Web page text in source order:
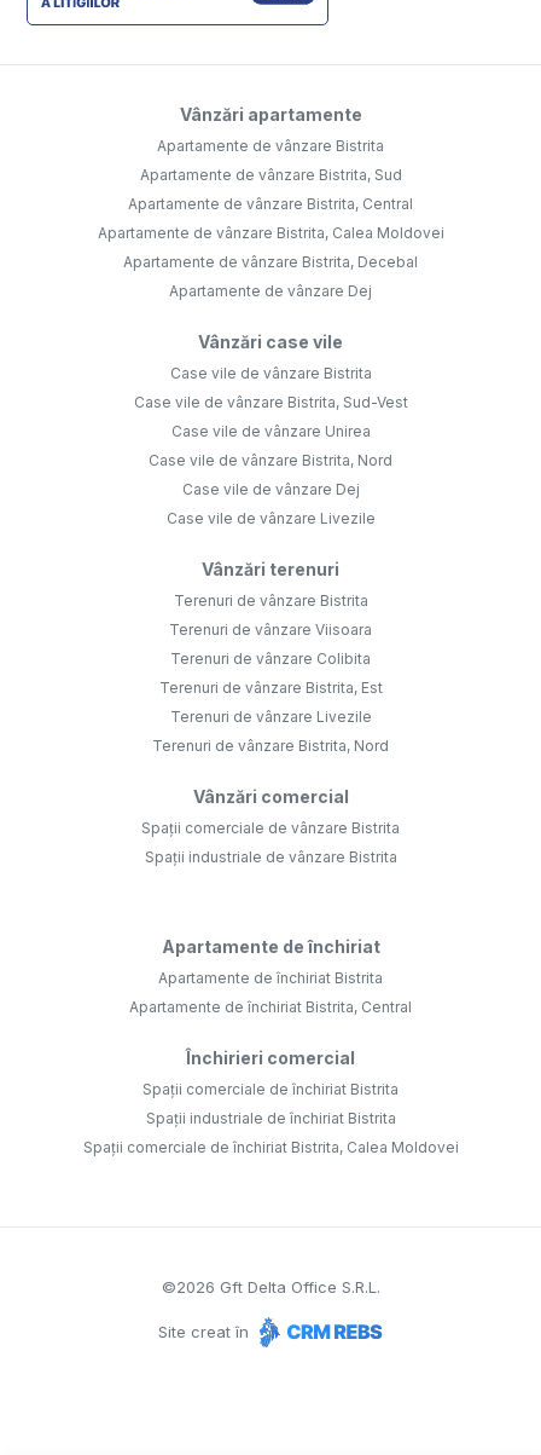
Vânzări apartamente
Apartamente de vânzare Bistrita
Apartamente de vânzare Bistrita, Sud
Apartamente de vânzare Bistrita, Central
Apartamente de vânzare Bistrita, Calea Moldovei
Apartamente de vânzare Bistrita, Decebal
Apartamente de vânzare Dej
Vânzări case vile
Case vile de vânzare Bistrita
Case vile de vânzare Bistrita, Sud-Vest
Case vile de vânzare Unirea
Case vile de vânzare Bistrita, Nord
Case vile de vânzare Dej
Case vile de vânzare Livezile
Vânzări terenuri
Terenuri de vânzare Bistrita
Terenuri de vânzare Viisoara
Terenuri de vânzare Colibita
Terenuri de vânzare Bistrita, Est
Terenuri de vânzare Livezile
Terenuri de vânzare Bistrita, Nord
Vânzări comercial
Spații comerciale de vânzare Bistrita
Spații industriale de vânzare Bistrita
Apartamente de închiriat
Apartamente de închiriat Bistrita
Apartamente de închiriat Bistrita, Central
Închirieri comercial
Spații comerciale de închiriat Bistrita
Spații industriale de închiriat Bistrita
Spații comerciale de închiriat Bistrita, Calea Moldovei
©2026 Gft Delta Office S.R.L.
Site creat în